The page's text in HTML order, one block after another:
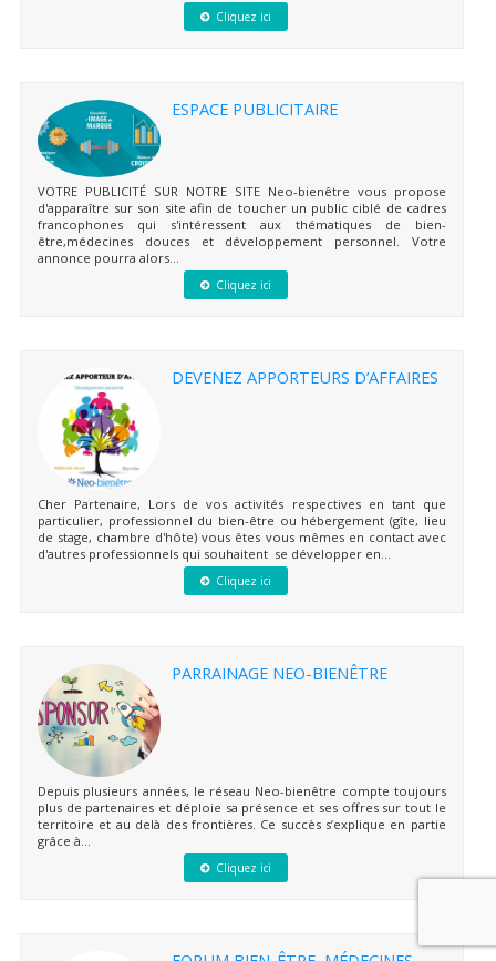
Cliquez ici
ESPACE PUBLICITAIRE
VOTRE PUBLICITÉ SUR NOTRE SITE Neo-bienêtre vous propose
d'apparaître sur son site afin de toucher un public ciblé de cadres
francophones qui s'intéressent aux thématiques de bien-
être,médecines douces et développement personnel. Votre
annonce pourra alors...
Cliquez ici
DEVENEZ APPORTEURS D’AFFAIRES
Cher Partenaire, Lors de vos activités respectives en tant que
particulier, professionnel du bien-être ou hébergement (gîte, lieu
de stage, chambre d'hôte) vous êtes vous mêmes en contact avec
d'autres professionnels qui souhaitent se développer en...
Cliquez ici
PARRAINAGE NEO-BIENÊTRE
Depuis plusieurs années, le réseau Neo-bienêtre compte toujours
plus de partenaires et déploie sa présence et ses offres sur tout le
territoire et au delà des frontières. Ce succès s’explique en partie
grâce à...
Cliquez ici